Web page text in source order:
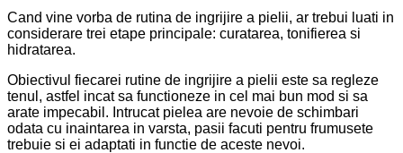
Cand vine vorba de rutina de ingrijire a pielii, ar trebui luati in
considerare trei etape principale: curatarea, tonifierea si
hidratarea.
Obiectivul fiecarei rutine de ingrijire a pielii este sa regleze
tenul, astfel incat sa functioneze in cel mai bun mod si sa
arate impecabil. Intrucat pielea are nevoie de schimbari
odata cu inaintarea in varsta, pasii facuti pentru frumusete
trebuie si ei adaptati in functie de aceste nevoi.